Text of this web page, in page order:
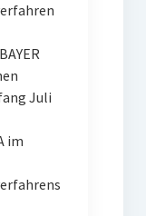
Juli
im